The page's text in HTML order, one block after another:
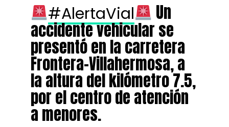
#AlertaVial Un
accidente vehicular se
presentó en la carretera
Frontera-Villahermosa, a
la altura del kilómetro 7.5,
por el centro de atención
a menores.